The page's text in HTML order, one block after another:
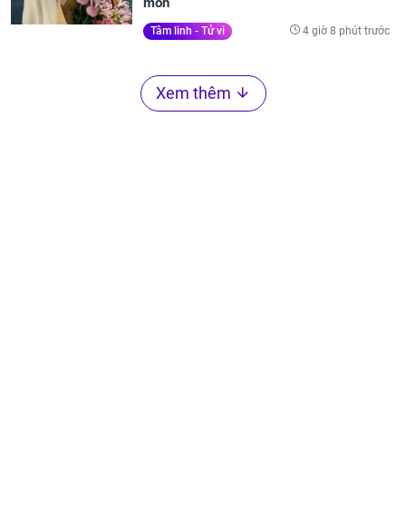
Tâm linh - Tử vi 4 giờ 8 phút trước
Xem thêm